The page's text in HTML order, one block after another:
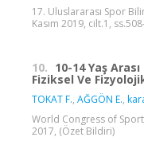
17. Uluslararası Spor
Kasım 2019, cilt.1,
10. 10-14 Yaş
Fiziksel Ve
TOKAT F., AĞGÖN E.,
World Congress of Sport
2017, (Özet Bildiri)